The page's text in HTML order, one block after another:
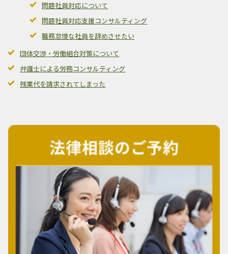
問題社員対応について
問題社員対応支援コンサルティング
職務怠慢な社員を辞めさせたい
団体交渉・労働組合対策について
弁護士による労務コンサルティング
残業代を請求されてしまった